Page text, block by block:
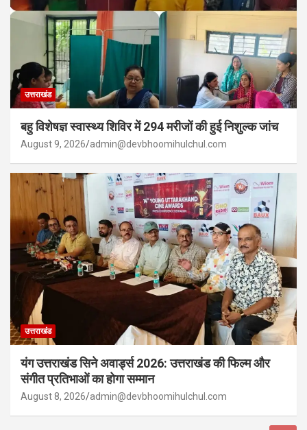
उत्तराखंड
बहु विशेषज्ञ स्वास्थ्य शिविर में 294 मरीजों की हुई निशुल्क जांच
August 9, 2026 admin@devbhoomihulchul.com
उत्तराखंड
यंग उत्तराखंड सिने अवार्ड्स 2026: उत्तराखंड की फिल्म और
संगीत प्रतिभाओं का होगा सम्मान
August 8, 2026 admin@devbhoomihulchul.com